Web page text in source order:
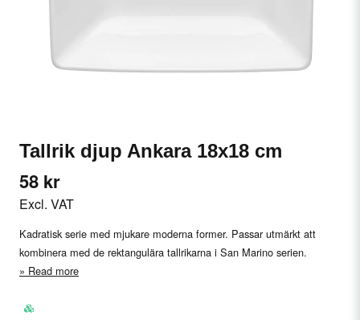
Tallrik djup Ankara 18x18 cm
58 kr
Excl. VAT
Kadratisk serie med mjukare moderna former. Passar utmärkt att
kombinera med de rektangulära tallrikarna i San Marino serien.
Read more